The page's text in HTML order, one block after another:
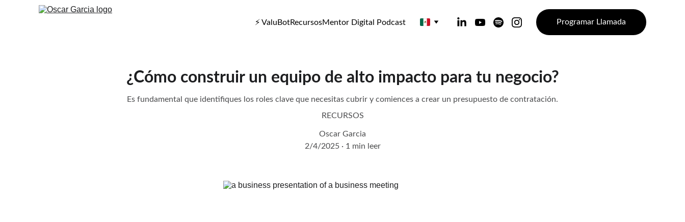
⚡ ValuBotRecursosMentor Digital Podcast Programar Llamada
¿Cómo construir un equipo de alto impacto para tu negocio?
Es fundamental que identifiques los roles clave que necesitas cubrir y comiences a crear un presupuesto de contratación.
RECURSOS
Oscar Garcia
2/4/2025
1 min leer